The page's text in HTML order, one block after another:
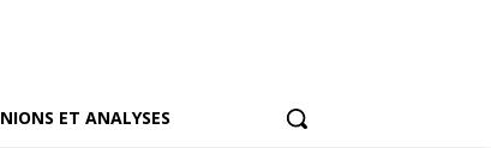
ET ANALYSES